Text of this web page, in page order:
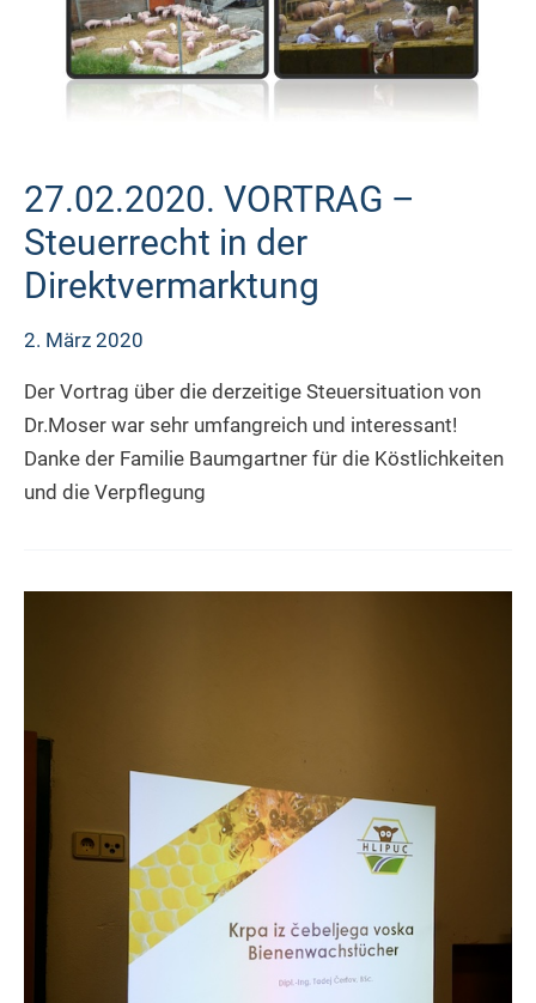
27.02.2020. VORTRAG –
Steuerrecht in der
Direktvermarktung
2. März 2020
Der Vortrag über die derzeitige Steuersituation von
Dr.Moser war sehr umfangreich und interessant!
Danke der Familie Baumgartner für die Köstlichkeiten
und die Verpflegung